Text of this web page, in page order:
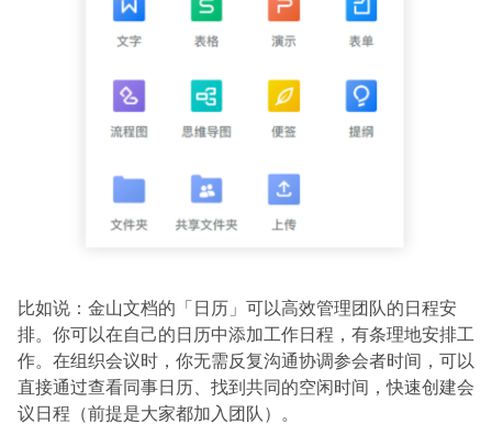
比如说：金山文档的「日历」可以高效管理团队的日程安
排。你可以在自己的日历中添加工作日程，有条理地安排工
作。在组织会议时，你无需反复沟通协调参会者时间，可以
直接通过查看同事日历、找到共同的空闲时间，快速创建会
议日程（前提是大家都加入团队）。